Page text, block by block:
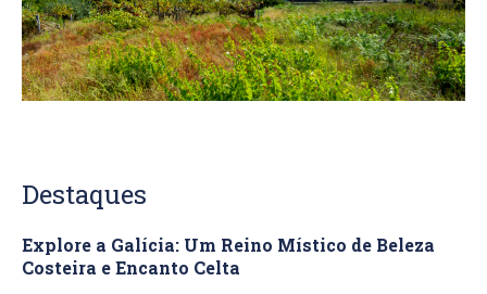
Destaques
Explore a Galícia: Um Reino Místico de Beleza
Costeira e Encanto Celta